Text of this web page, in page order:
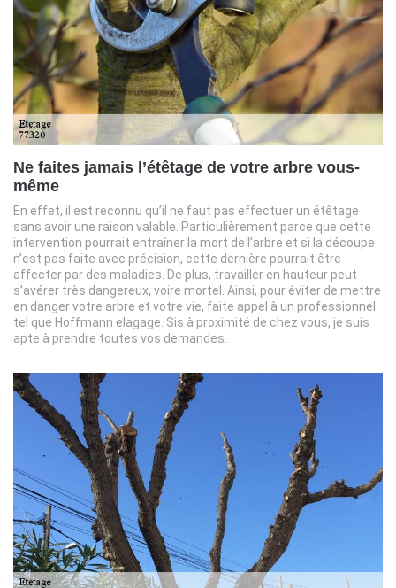
Ne faites jamais l’étêtage de votre arbre vous-
même
En effet, il est reconnu qu’il ne faut pas effectuer un étêtage
sans avoir une raison valable. Particulièrement parce que cette
intervention pourrait entraîner la mort de l’arbre et si la découpe
n’est pas faite avec précision, cette dernière pourrait être
affecter par des maladies. De plus, travailler en hauteur peut
s’avérer très dangereux, voire mortel. Ainsi, pour éviter de mettre
en danger votre arbre et votre vie, faite appel à un professionnel
tel que Hoffmann elagage. Sis à proximité de chez vous, je suis
apte à prendre toutes vos demandes.